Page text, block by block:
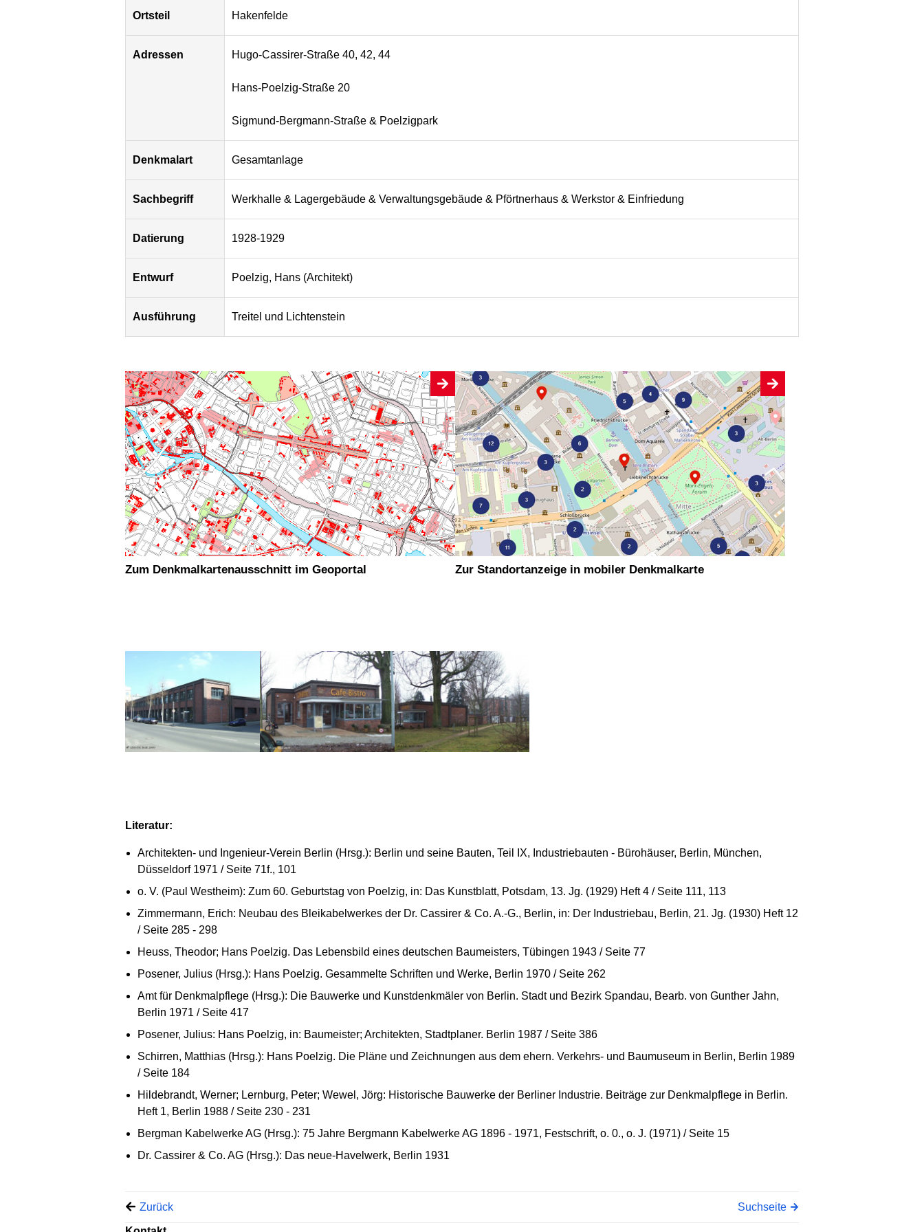
Ortsteil Hakenfelde
Adressen Hugo-Cassirer-Straße 40, 42, 44
Hans-Poelzig-Straße 20
Sigmund-Bergmann-Straße & Poelzigpark
Denkmalart Gesamtanlage
Sachbegriff Werkhalle & Lagergebäude & Verwaltungsgebäude & Pförtnerhaus & Werkstor & Einfriedung
Datierung 1928-1929
Entwurf Poelzig, Hans (Architekt)
Ausführung Treitel und Lichtenstein
Zum Denkmalkartenausschnitt im Geoportal Zur Standortanzeige in mobiler Denkmalkarte
Literatur:
Architekten- und Ingenieur-Verein Berlin (Hrsg.): Berlin und seine Bauten, Teil IX, Industriebauten - Bürohäuser, Berlin, München,
Düsseldorf 1971 / Seite 71f., 101
o. V. (Paul Westheim): Zum 60. Geburtstag von Poelzig, in: Das Kunstblatt, Potsdam, 13. Jg. (1929) Heft 4 / Seite 111, 113
Zimmermann, Erich: Neubau des Bleikabelwerkes der Dr. Cassirer & Co. A.-G., Berlin, in: Der Industriebau, Berlin, 21. Jg. (1930) Heft 12
/ Seite 285 - 298
Heuss, Theodor; Hans Poelzig. Das Lebensbild eines deutschen Baumeisters, Tübingen 1943 / Seite 77
Posener, Julius (Hrsg.): Hans Poelzig. Gesammelte Schriften und Werke, Berlin 1970 / Seite 262
Amt für Denkmalpflege (Hrsg.): Die Bauwerke und Kunstdenkmäler von Berlin. Stadt und Bezirk Spandau, Bearb. von Gunther Jahn,
Berlin 1971 / Seite 417
Posener, Julius: Hans Poelzig, in: Baumeister; Architekten, Stadtplaner. Berlin 1987 / Seite 386
Schirren, Matthias (Hrsg.): Hans Poelzig. Die Pläne und Zeichnungen aus dem ehern. Verkehrs- und Baumuseum in Berlin, Berlin 1989
/ Seite 184
Hildebrandt, Werner; Lernburg, Peter; Wewel, Jörg: Historische Bauwerke der Berliner Industrie. Beiträge zur Denkmalpflege in Berlin.
Heft 1, Berlin 1988 / Seite 230 - 231
Bergman Kabelwerke AG (Hrsg.): 75 Jahre Bergmann Kabelwerke AG 1896 - 1971, Festschrift, o. 0., o. J. (1971) / Seite 15
Dr. Cassirer & Co. AG (Hrsg.): Das neue-Havelwerk, Berlin 1931
Zurück Suchseite